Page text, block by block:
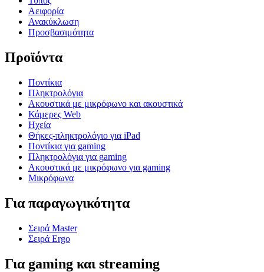
Αειφορία
Ανακύκλωση
Προσβασιμότητα
Προϊόντα
Ποντίκια
Πληκτρολόγια
Ακουστικά με μικρόφωνο και ακουστικά
Κάμερες Web
Ηχεία
Θήκες-πληκτρολόγιο για iPad
Ποντίκια για gaming
Πληκτρολόγια για gaming
Ακουστικά με μικρόφωνο για gaming
Μικρόφωνα
Για παραγωγικότητα
Σειρά Master
Σειρά Ergo
Για gaming και streaming